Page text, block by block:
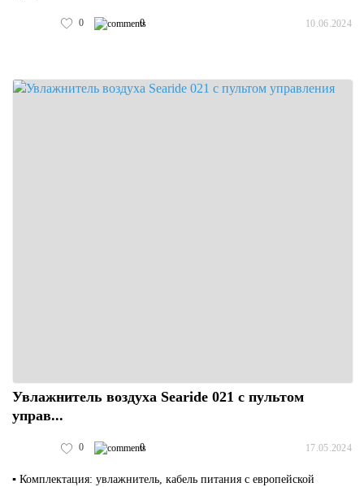
0 0 10.06.2024
Увлажнитель воздуха Searide 021 с пультом
управ...
0 0 17.05.2024
▪️ Комплектация: увлажнитель, кабель питания с европейской